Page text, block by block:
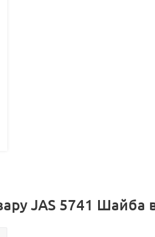
JAS 5741 Шайба